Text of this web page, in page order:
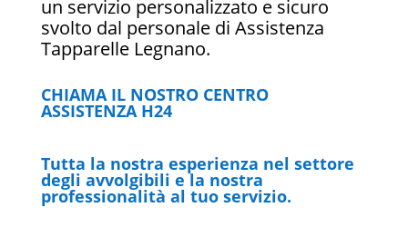
un servizio personalizzato e sicuro
svolto dal personale di Assistenza
Tapparelle Legnano.
CHIAMA IL NOSTRO CENTRO
ASSISTENZA H24
Tutta la nostra esperienza nel settore
degli avvolgibili e la nostra
professionalità al tuo servizio.